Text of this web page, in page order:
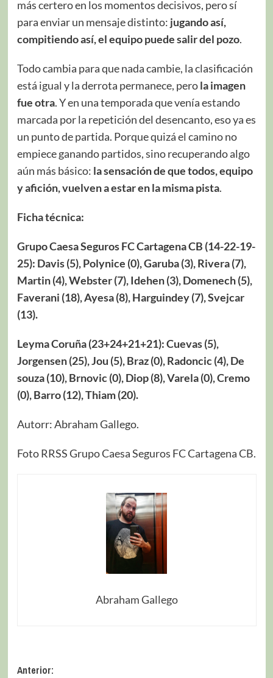
más certero en los momentos decisivos, pero sí
para enviar un mensaje distinto: jugando así,
compitiendo así, el equipo puede salir del pozo.
Todo cambia para que nada cambie, la clasificación
está igual y la derrota permanece, perola imagen
fue otra. Y en una temporada que venía estando
marcada por la repetición del desencanto, eso ya es
un punto de partida. Porque quizá el camino no
empiece ganando partidos, sino recuperando algo
aún más básico: la sensación de que todos, equipo
y afición, vuelven a estar en la misma pista.
Ficha técnica:
Grupo Caesa Seguros FC Cartagena CB (14-22-19-
25): Davis (5), Polynice (0), Garuba (3), Rivera (7),
Martin (4), Webster (7), Idehen (3), Domenech (5),
Faverani (18), Ayesa (8), Harguindey (7), Svejcar
(13).
Leyma Coruña (23+24+21+21): Cuevas (5),
Jorgensen (25), Jou (5), Braz (0), Radoncic (4), De
souza (10), Brnovic (0), Diop (8), Varela (0), Cremo
(0), Barro (12), Thiam (20).
Autorr: Abraham Gallego.
Foto RRSS Grupo Caesa Seguros FC Cartagena CB.
Abraham Gallego
Anterior: